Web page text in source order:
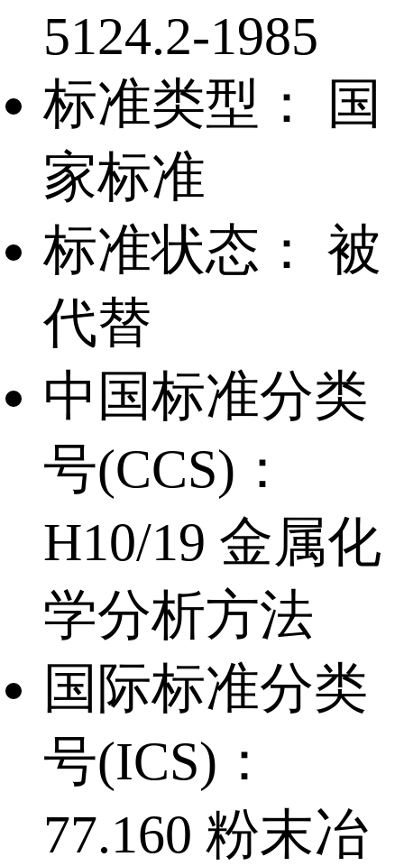
5124.2-1985
标准类型：
国
家标准
标准状态：
被
代替
中国标准分类
号(CCS)：
H10/19 金属化
学分析方法
国际标准分类
号(ICS)：
77.160 粉末冶